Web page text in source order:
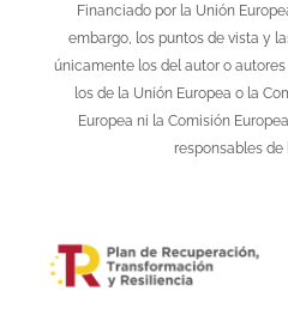
Financiado por la Unión
embargo, los puntos de vista y
únicamente los del autor o
los de la Unión Europea o la
Europea ni la Comisión
responsables de